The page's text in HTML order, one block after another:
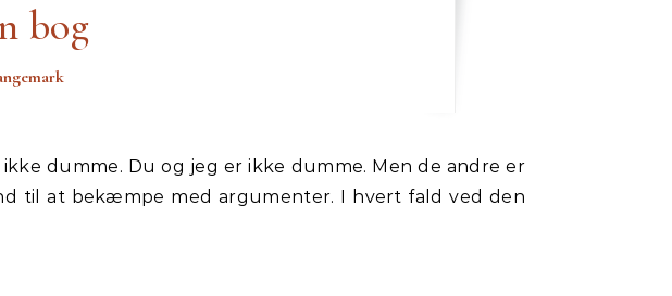
bog
til at bekæmpe med argumenter. I hvert fald ved den